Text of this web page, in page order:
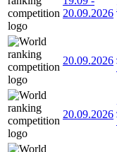
20.09.2026
20.09.2026
20.09.2026